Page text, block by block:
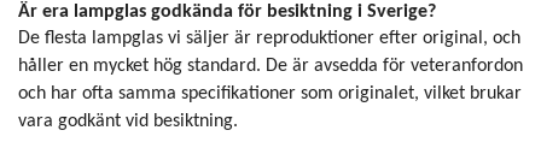
Är era lampglas godkända för besiktning i Sverige?
De flesta lampglas vi säljer är reproduktioner efter original, och
håller en mycket hög standard. De är avsedda för veteranfordon
och har ofta samma specifikationer som originalet, vilket brukar
vara godkänt vid besiktning.